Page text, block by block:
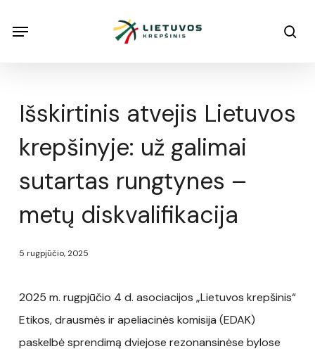
Menu
Išskirtinis atvejis Lietuvos
krepšinyje: už galimai
sutartas rungtynes –
metų diskvalifikacija
5 rugpjūčio, 2025
2025 m. rugpjūčio 4 d. asociacijos „Lietuvos krepšinis“
Etikos, drausmės ir apeliacinės komisija (EDAK)
paskelbė sprendimą dviejose rezonansinėse bylose